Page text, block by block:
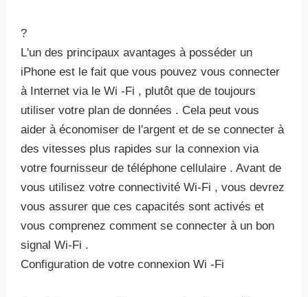
?
L'un des principaux avantages à posséder un
iPhone est le fait que vous pouvez vous connecter
à Internet via le Wi -Fi , plutôt que de toujours
utiliser votre plan de données . Cela peut vous
aider à économiser de l'argent et de se connecter à
des vitesses plus rapides sur la connexion via
votre fournisseur de téléphone cellulaire . Avant de
vous utilisez votre connectivité Wi-Fi , vous devrez
vous assurer que ces capacités sont activés et
vous comprenez comment se connecter à un bon
signal Wi-Fi .
Configuration de votre connexion Wi -Fi